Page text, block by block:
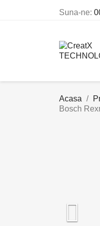
Suna-ne:
Acasa
Bosch
